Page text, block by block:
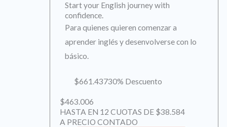
Start your English journey with
confidence.
Para quienes quieren comenzar a
aprender inglés y desenvolverse con lo
básico.
$661.43730% Descuento
$463.006
HASTA EN 12 CUOTAS DE $38.584
A PRECIO CONTADO